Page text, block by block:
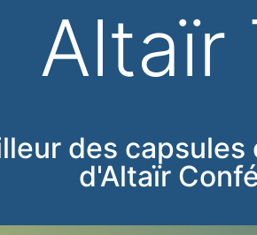
Altaïr
des
d'Altaïr